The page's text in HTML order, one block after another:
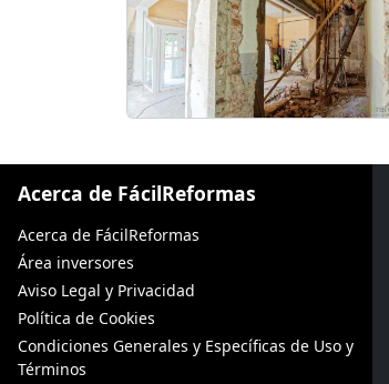
Acerca de FácilReformas
Acerca de FácilReformas
Área inversores
Aviso Legal y Privacidad
Política de Cookies
Condiciones Generales y Específicas de Uso y
Términos